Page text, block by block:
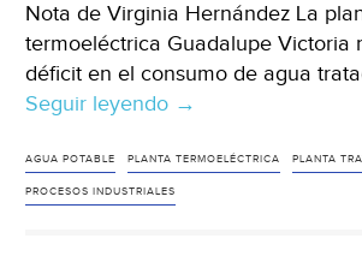
Nota de Virginia Hernández La
termoeléctrica Guadalupe Victoria
déficit en el consumo de agua
Seguir leyendo Durango:
termoeléctrica
→
AGUA POTABLE PLANTA TERMOELÉCTRICA PLANTA
PROCESOS INDUSTRIALES